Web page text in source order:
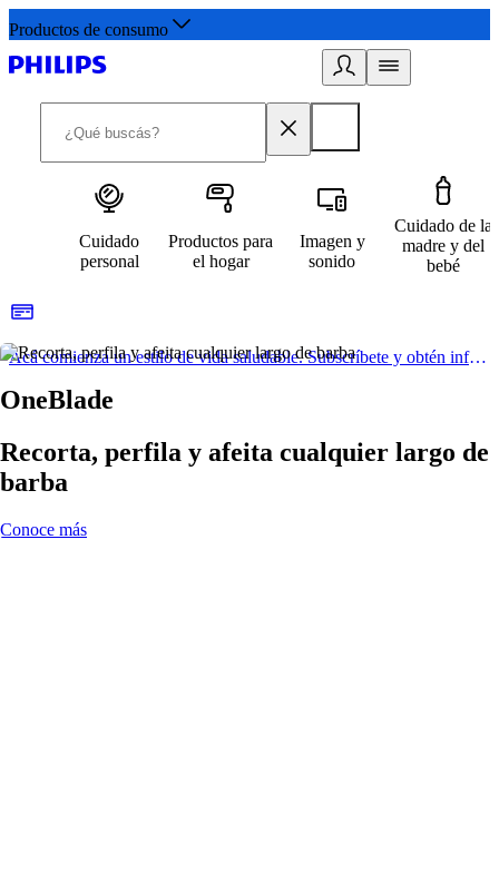
Productos de consumo
Cuidado
personal
Productos para
el hogar
Imagen y
sonido
Cuidado de la
madre y del
bebé
Acá comienza un estilo de vida saludable. Subscríbete y obtén información de primera mano
OneBlade
Recorta, perfila y afeita cualquier largo de
barba
Conoce más